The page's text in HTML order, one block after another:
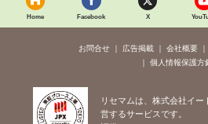
Home Facebook X
お問合せ 広告掲載 会社概要
個人情報保護方
リセマムは、株式会社イ
営するサービスです。